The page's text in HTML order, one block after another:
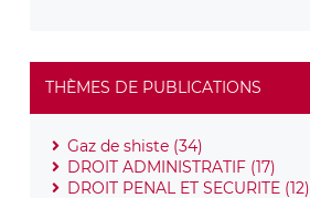
THÈMES DE PUBLICATIONS
Gaz de shiste (34)
DROIT ADMINISTRATIF (17)
DROIT PENAL ET SECURITE (12)